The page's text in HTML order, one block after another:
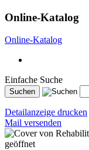
Online-Katalog
Online-Katalog
Einfache Suche
Detailanzeige drucken
Mail versenden
geöffnet